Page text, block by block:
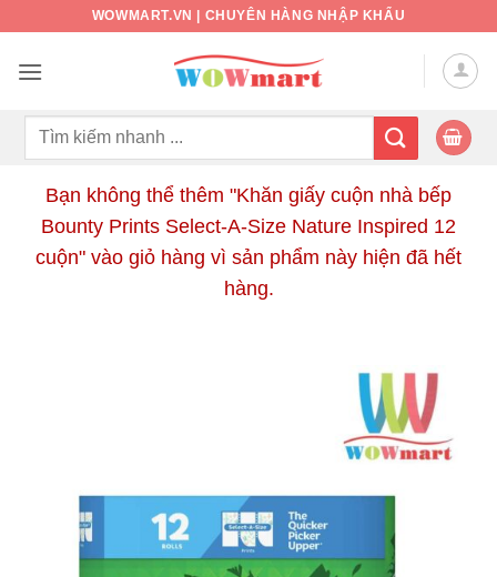
nội
WOWMART.VN | CHUYÊN HÀNG NHẬP KHẨU
Tìm
Bạn không thể thêm "Khăn giấy cuộn nhà bếp
Bounty Prints Select-A-Size Nature Inspired 12
cuộn" vào giỏ hàng vì sản phẩm này hiện đã hết
hàng.